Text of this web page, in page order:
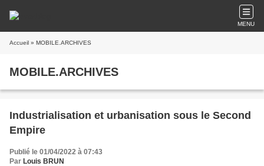
MENU
Accueil » MOBILE.ARCHIVES
MOBILE.ARCHIVES
Industrialisation et urbanisation sous le Second
Empire
Publié le 01/04/2022 à 07:43
Par Louis BRUN